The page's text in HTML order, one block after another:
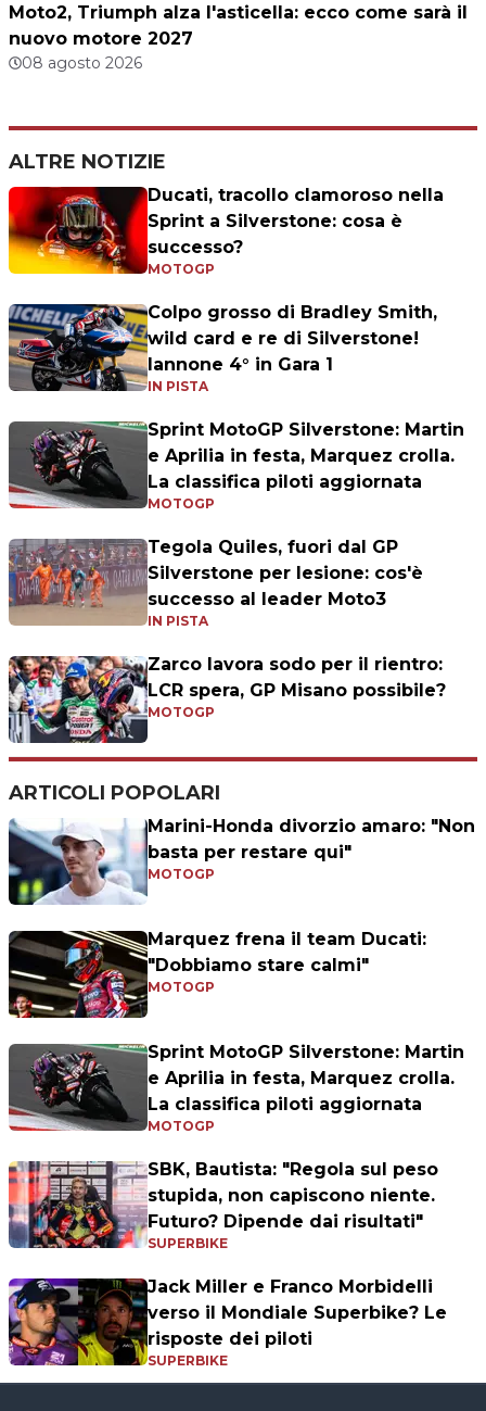
Moto2, Triumph alza l'asticella: ecco come sarà il
nuovo motore 2027
08 agosto 2026
ALTRE NOTIZIE
Ducati, tracollo clamoroso nella
Sprint a Silverstone: cosa è
successo?
MOTOGP
Colpo grosso di Bradley Smith,
wild card e re di Silverstone!
Iannone 4° in Gara 1
IN PISTA
Sprint MotoGP Silverstone: Martin
e Aprilia in festa, Marquez crolla.
La classifica piloti aggiornata
MOTOGP
Tegola Quiles, fuori dal GP
Silverstone per lesione: cos'è
successo al leader Moto3
IN PISTA
Zarco lavora sodo per il rientro:
LCR spera, GP Misano possibile?
MOTOGP
ARTICOLI POPOLARI
Marini-Honda divorzio amaro: "Non
basta per restare qui"
MOTOGP
Marquez frena il team Ducati:
"Dobbiamo stare calmi"
MOTOGP
Sprint MotoGP Silverstone: Martin
e Aprilia in festa, Marquez crolla.
La classifica piloti aggiornata
MOTOGP
SBK, Bautista: "Regola sul peso
stupida, non capiscono niente.
Futuro? Dipende dai risultati"
SUPERBIKE
Jack Miller e Franco Morbidelli
verso il Mondiale Superbike? Le
risposte dei piloti
SUPERBIKE